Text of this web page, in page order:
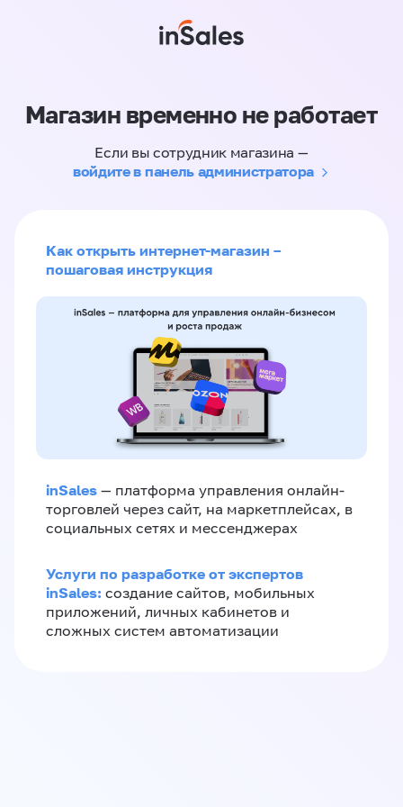
Магазин временно не работает
Если вы сотрудник магазина —
войдите в панель администратора
Как открыть интернет-магазин –
пошаговая инструкция
inSales — платформа управления онлайн-
торговлей через сайт, на маркетплейсах, в
социальных сетях и мессенджерах
Услуги по разработке от экспертов
inSales: создание сайтов, мобильных
приложений, личных кабинетов и
сложных систем автоматизации